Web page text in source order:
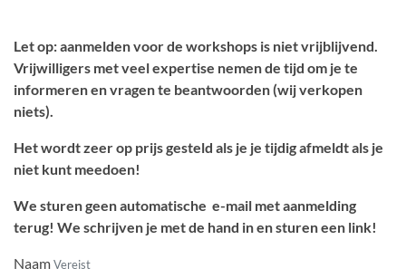
Let op: aanmelden voor de workshops is niet vrijblijvend.
Vrijwilligers met veel expertise nemen de tijd om je te
informeren en vragen te beantwoorden (wij verkopen
niets).
Het wordt zeer op prijs gesteld als je je tijdig afmeldt als je
niet kunt meedoen!
We sturen geen automatische e-mail met aanmelding
terug! We schrijven je met de hand in en sturen een link!
NaamVereist